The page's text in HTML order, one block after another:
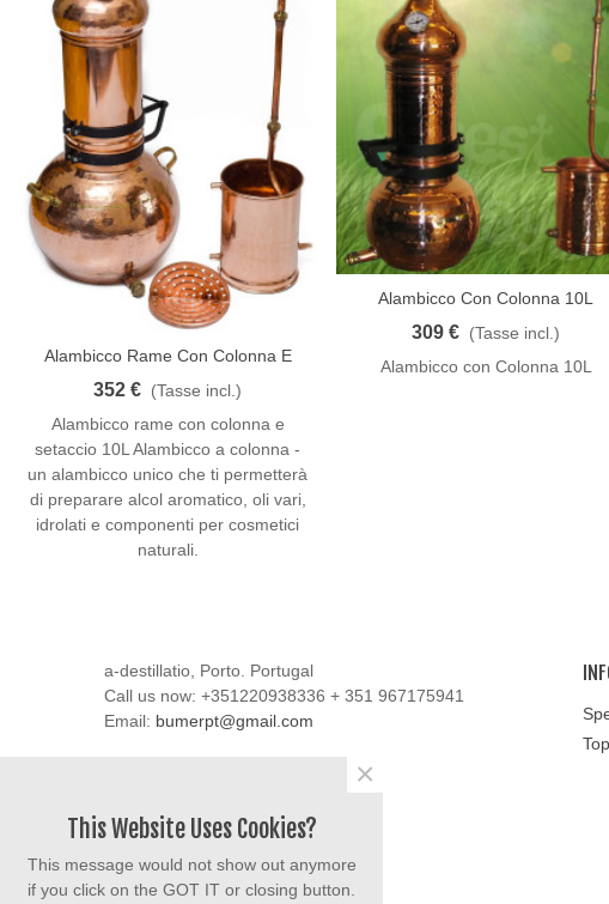
Aggiungi Al Carrello
Alambicco Rame Con Colonna E
Setaccio 10L
352 € (Tasse incl.)
Alambicco rame con colonna e
setaccio 10L Alambicco a colonna -
un alambicco unico che ti permetterà
di preparare alcol aromatico, oli vari,
idrolati e componenti per cosmetici
naturali.
Aggiungi Al Carrello
Alambicco Con Colonna 10L
309 € (Tasse incl.)
Alambicco con Colonna 10L
a-destillatio, Porto. Portugal
Call us now: +351220938336 + 351 967175941
Email: bumerpt@gmail.com
Condividi FacebookYouTubeInstagram
This Website Uses Cookies?
This message would not show out anymore
if you click on the GOT IT or closing button.
×